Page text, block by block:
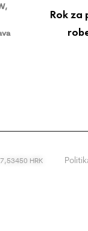
Rok za
HRK